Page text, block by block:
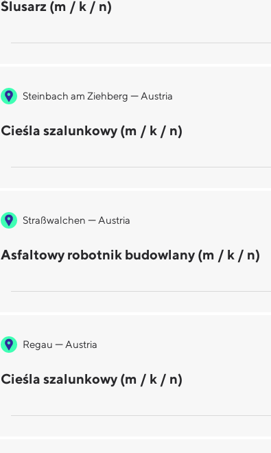
Ślusarz (m / k / n)
Steinbach am Ziehberg —Austria
Cieśla szalunkowy (m / k / n)
Straßwalchen —Austria
Asfaltowy robotnik budowlany (m / k / n)
Regau —Austria
Cieśla szalunkowy (m / k / n)